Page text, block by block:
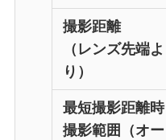
撮影距離
（レンズ先端よ
り）
最短撮影距離時
撮影範囲（オー